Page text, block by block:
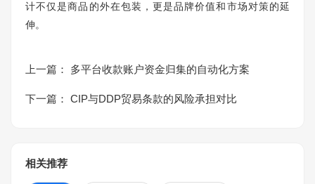
计不仅是商品的外在包装，更是品牌价值和市场对策的延
伸。
上一篇： 多平台收款账户资金归集的自动化方案
下一篇： CIP与DDP贸易条款的风险承担对比
相关推荐